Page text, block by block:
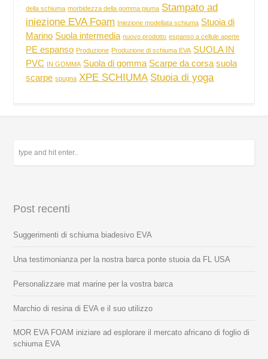
della schiuma morbidezza della gomma piuma Stampato ad
iniezione EVA Foam Iniezione modellata schiuma Stuoia di
Marino Suola intermedia nuovo prodotto espanso a cellule aperte
PE espanso Produzione Produzione di schiuma EVA SUOLA IN
PVC IN GOMMA Suola di gomma Scarpe da corsa suola
scarpe spugna XPE SCHIUMA Stuoia di yoga
Post recenti
Suggerimenti di schiuma biadesivo EVA
Una testimonianza per la nostra barca ponte stuoia da FL USA
Personalizzare mat marine per la vostra barca
Marchio di resina di EVA e il suo utilizzo
MOR EVA FOAM iniziare ad esplorare il mercato africano di foglio di
schiuma EVA